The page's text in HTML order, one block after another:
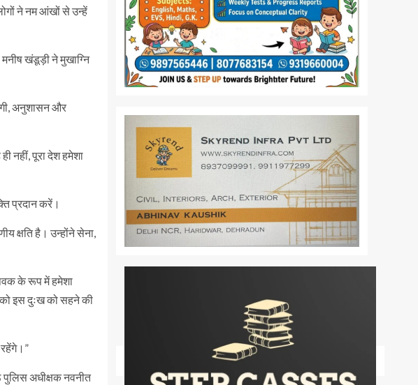
ने नम आंखों से उन्हें
खंडूड़ी ने मुखाग्नि
अनुशासन और
नहीं, पूरा देश हमेशा
प्रदान करें।
क्षति है। उन्होंने सेना,
के रूप में हमेशा
को इस दुःख को सहने की
रहेंगे।”
पुलिस अधीक्षक नवनीत